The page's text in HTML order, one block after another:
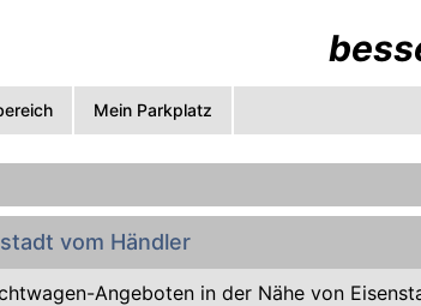
Mein Parkplatz
vom Händler
Angeboten in der Nähe von